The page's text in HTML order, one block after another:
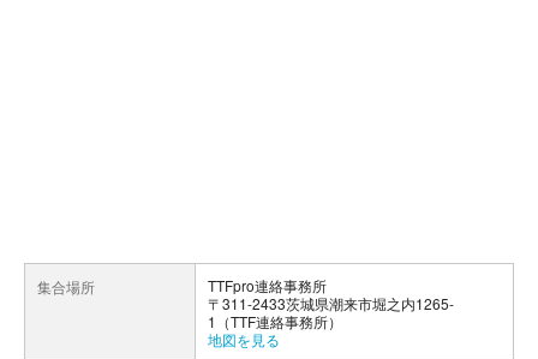
集合場所
TTFpro連絡事務所
〒311-2433茨城県潮来市堀之内1265-
1（TTF連絡事務所）
地図を見る